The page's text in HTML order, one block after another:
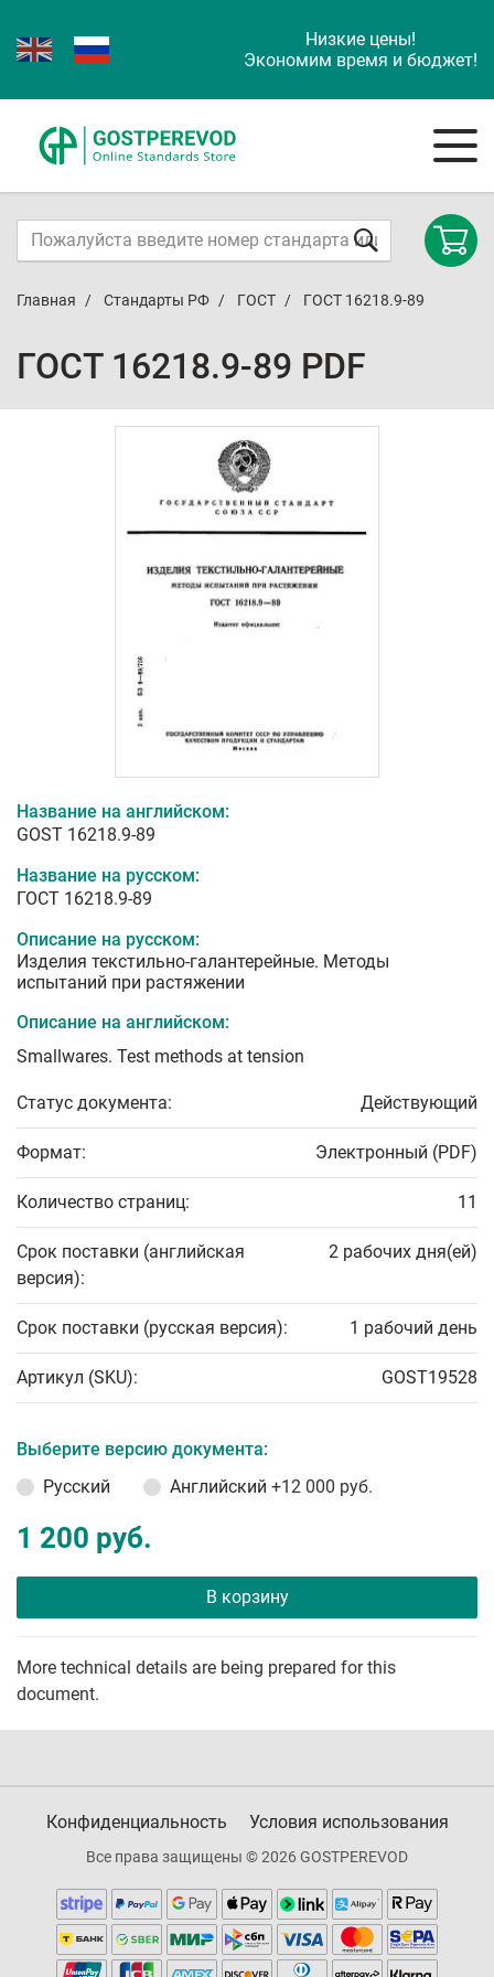
Низкие цены!
Экономим время и бюджет!
Главная Стандарты РФ ГОСТ ГОСТ 16218.9-89
ГОСТ 16218.9-89 PDF
Название на английском:
GOST 16218.9-89
Название на русском:
ГОСТ 16218.9-89
Описание на русском:
Изделия текстильно-галантерейные. Методы
испытаний при растяжении
Описание на английском:
Smallwares. Test methods at tension
Статус документа: Действующий
Формат: Электронный (PDF)
Количество страниц: 11
Срок поставки (английская
версия):
2 рабочих дня(ей)
Срок поставки (русская версия): 1 рабочий день
Артикул (SKU): GOST19528
Выберите версию документа:
Русский
Английский +12 000 руб.
1 200 руб.
В корзину
More technical details are being prepared for this
document.
Конфиденциальность Условия использования
Все права защищены © 2026 GOSTPEREVOD